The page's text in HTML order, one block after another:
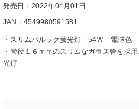
発売日：2022年04月01日
JAN：4549980591581
・スリムパルック蛍光灯 54Ｗ 電球色
・管径１６ｍｍのスリムなガラス管を採
光灯